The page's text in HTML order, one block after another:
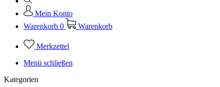
Mein Konto
Warenkorb 0 Warenkorb
Merkzettel
Menü schließen
Kategorien